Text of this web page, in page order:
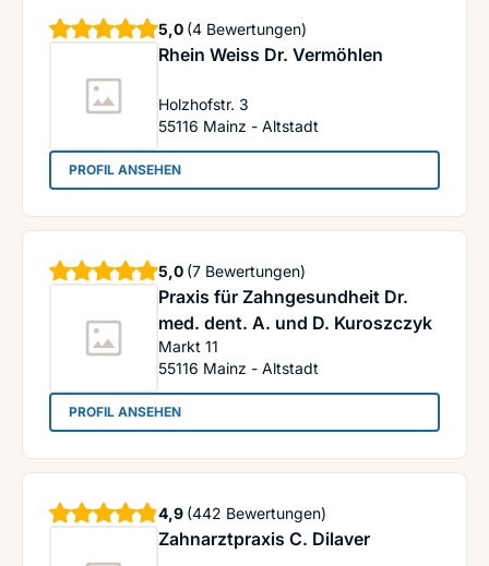
Rhein Weiss Dr. Vermöhlen
Holzhofstr. 3
55116 Mainz - Altstadt
5,0 Sterne
(4 Bewertungen)
PROFIL ANSEHEN: Rhein Weiss Dr. Vermöhlen
Praxis für Zahngesundheit Dr.
med. dent. A. und D. Kuroszczyk
Markt 11
55116 Mainz - Altstadt
5,0 Sterne
(7 Bewertungen)
PROFIL ANSEHEN: Praxis für Zahngesundheit Dr. med. dent. A.
Zahnarztpraxis C. Dilaver
4,9 Sterne
(442 Bewertungen)